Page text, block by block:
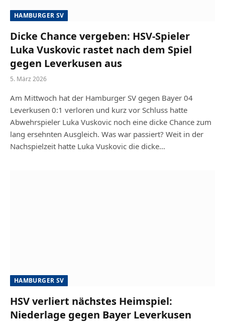
HAMBURGER SV
Dicke Chance vergeben: HSV-Spieler
Luka Vuskovic rastet nach dem Spiel
gegen Leverkusen aus
5. März 2026
Am Mittwoch hat der Hamburger SV gegen Bayer 04
Leverkusen 0:1 verloren und kurz vor Schluss hatte
Abwehrspieler Luka Vuskovic noch eine dicke Chance zum
lang ersehnten Ausgleich. Was war passiert? Weit in der
Nachspielzeit hatte Luka Vuskovic die dicke…
HAMBURGER SV
HSV verliert nächstes Heimspiel:
Niederlage gegen Bayer Leverkusen